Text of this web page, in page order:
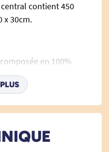
contient 450
x 30cm.
en 100%
lisse.
effectué par moletage.